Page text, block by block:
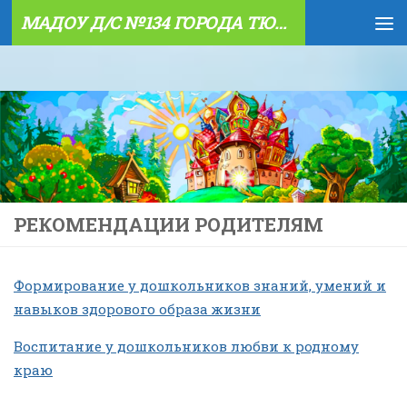
Skip to content МАДОУ Д/С №134 ГОРОДА ТЮМЕНИ
РЕКОМЕНДАЦИИ РОДИТЕЛЯМ
Формирование у дошкольников знаний, умений и
навыков здорового образа жизни
Воспитание у дошкольников любви к родному
краю